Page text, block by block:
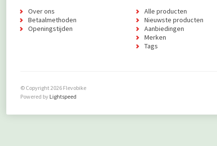
Over ons
Betaalmethoden
Openingstijden
Alle producten
Nieuwste producten
Aanbiedingen
Merken
Tags
© Copyright 2026 Flevobike
Powered by Lightspeed